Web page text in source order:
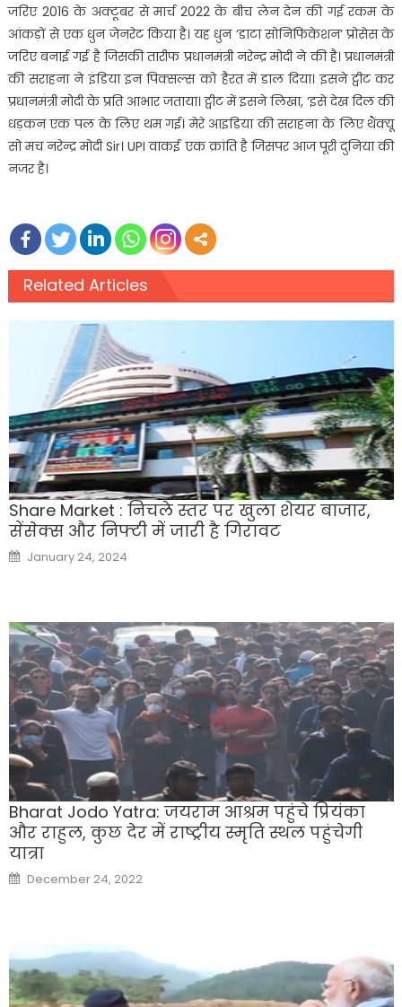
जरिए 2016 के अक्टूबर से मार्च 2022 के बीच लेन देन की गई रकम के
आंकड़ों से एक धुन जेनरेट किया है। यह धुन ‘डाटा सोनिफिकेशन’ प्रोसेस के
जरिए बनाई गई है जिसकी तारीफ प्रधानमंत्री नरेन्द्र मोदी ने की है। प्रधानमंत्री
की सराहना ने इंडिया इन पिक्सल्स को हैरत में डाल दिया। इसने ट्वीट कर
प्रधानमंत्री मोदी के प्रति आभार जताया। ट्वीट में इसने लिखा, ‘इसे देख दिल की
धड़कन एक पल के लिए थम गई। मेरे आइडिया की सराहना के लिए थैंक्यू
सो मच नरेन्द्र मोदी Sir। UPI वाकई एक क्रांति है जिसपर आज पूरी दुनिया की
नजर है।
Related Articles
Share Market : निचले स्तर पर खुला शेयर बाजार,
सेंसेक्स और निफ्टी में जारी है गिरावट
Posted
on
January 24, 2024
Bharat Jodo Yatra: जयराम आश्रम पहुंचे प्रियंका
और राहुल, कुछ देर में राष्ट्रीय स्मृति स्थल पहुंचेगी
यात्रा
Posted
on
December 24, 2022